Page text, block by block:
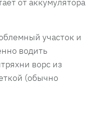
участок и
водить
ворс из
(обычно